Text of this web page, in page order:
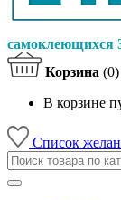
самоклеющихся
Корзина (0)
В корзине
Список